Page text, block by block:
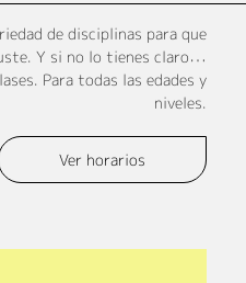
de disciplinas para que
Y si no lo tienes claro…
Para todas las edades y
niveles.
Ver horarios